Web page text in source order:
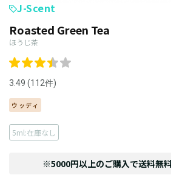
J-Scent
Roasted Green Tea
ほうじ茶
3.49 (112件)
ウッディ
5ml:在庫なし
※5000円以上のご購入で送料無